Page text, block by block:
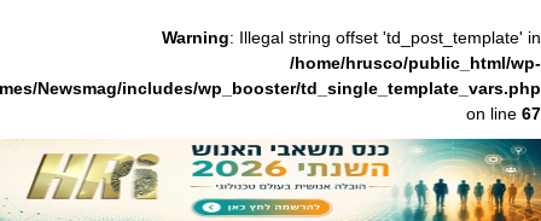
Warning: Illegal string offset
/home/hrusco/
content/themes/Newsmag/includes/wp_booster/